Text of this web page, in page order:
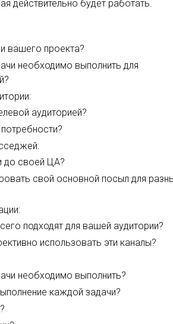
действительно будет работать.
вашего проекта?
необходимо выполнить для
аудиторией?
до своей ЦА?
свой основной посыл для
подходят для вашей аудитории?
использовать эти каналы?
необходимо выполнить?
каждой задачи?